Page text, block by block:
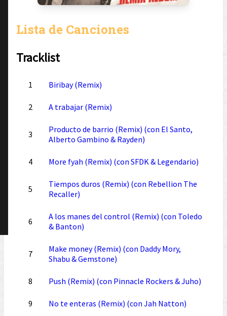
Lista de Canciones
Tracklist
1 Biribay (Remix)
2 A trabajar (Remix)
3
Producto de barrio (Remix) (con El Santo,
Alberto Gambino & Rayden)
4 More fyah (Remix) (con SFDK & Legendario)
5
Tiempos duros (Remix) (con Rebellion The
Recaller)
6
A los manes del control (Remix) (con Toledo
& Banton)
7
Make money (Remix) (con Daddy Mory,
Shabu & Gemstone)
8 Push (Remix) (con Pinnacle Rockers & Juho)
9 No te enteras (Remix) (con Jah Natton)